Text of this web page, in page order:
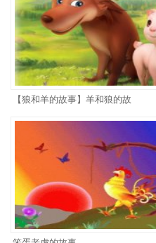
【狼和羊的故事】羊和狼的故